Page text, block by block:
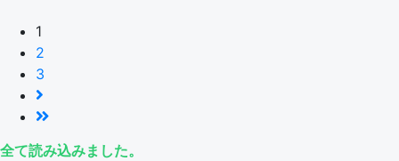
1
2
3
全て読み込みました。